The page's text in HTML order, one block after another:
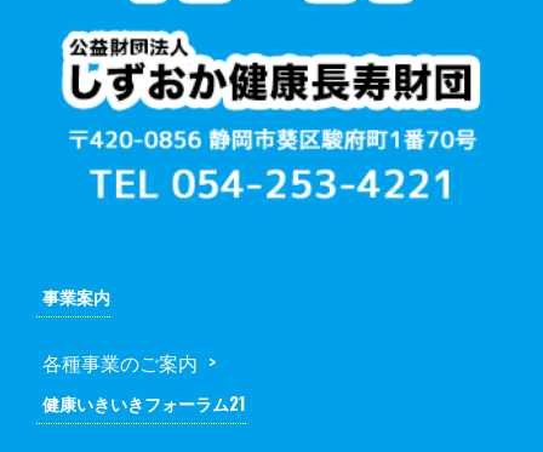
事業案内
各種事業のご案内
健康いきいきフォーラム21